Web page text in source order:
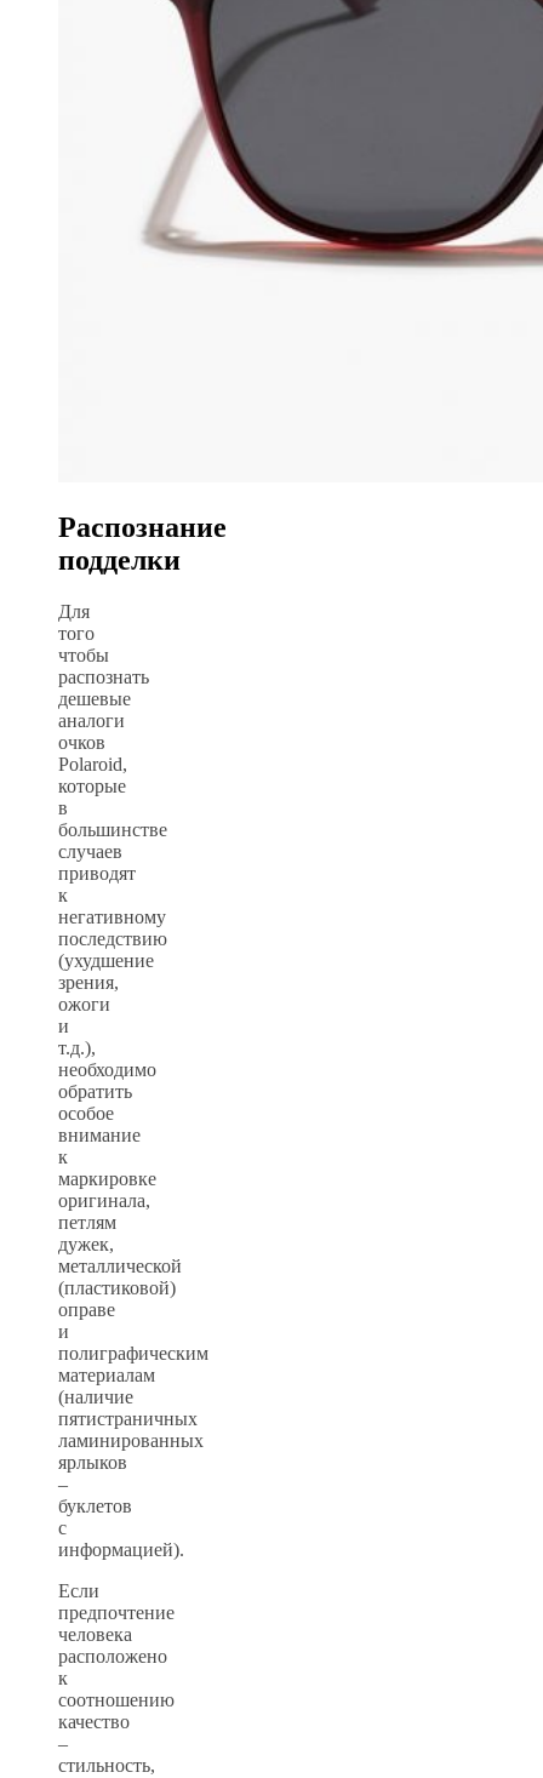
Распознание
подделки
Для
того
чтобы
распознать
дешевые
аналоги
очков
Polaroid,
которые
в
большинстве
случаев
приводят
к
негативному
последствию
(ухудшение
зрения,
ожоги
и
т.д.),
необходимо
обратить
особое
внимание
к
маркировке
оригинала,
петлям
дужек,
металлической
(пластиковой)
оправе
и
полиграфическим
материалам
(наличие
пятистраничных
ламинированных
ярлыков
–
буклетов
с
информацией).
Если
предпочтение
человека
расположено
к
соотношению
качество
–
стильность,